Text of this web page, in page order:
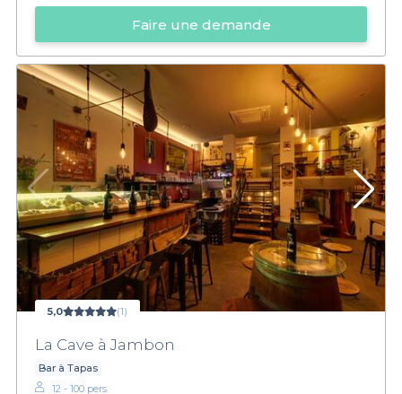
Faire une demande
5,0 (1)
La Cave à Jambon
Bar à Tapas
12 - 100 pers.